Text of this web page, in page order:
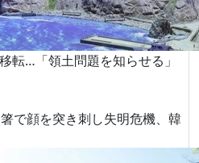
転…「領土問題を知らせる」
で顔を突き刺し失明危機、韓